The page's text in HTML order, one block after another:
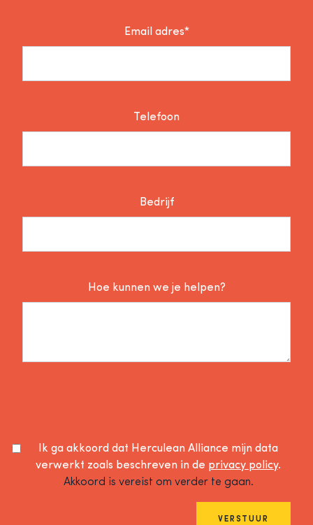
Email adres*
Telefoon
Bedrijf
Hoe kunnen we je helpen?
Ik ga akkoord dat Herculean Alliance mijn data
verwerkt zoals beschreven in de privacy policy.
Akkoord is vereist om verder te gaan.
VERSTUUR